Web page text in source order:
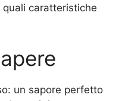
caratteristiche
un sapore perfetto